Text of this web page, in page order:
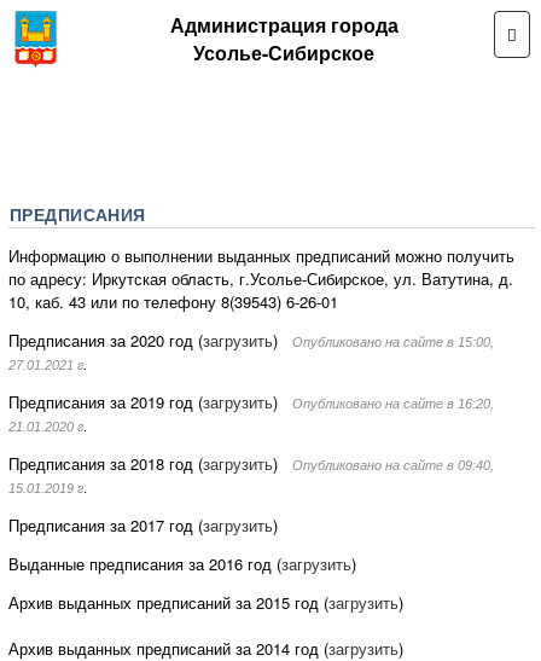
Администрация города
Усолье-Сибирское
ПРЕДПИСАНИЯ
Информацию о выполнении выданных предписаний можно получить
по адресу: Иркутская область, г.Усолье-Сибирское, ул. Ватутина, д.
10, каб. 43 или по телефону 8(39543) 6-26-01
Предписания за 2020 год (загрузить)
Опубликовано на сайте в 15:00,
27.01.2021 г
Предписания за 2019 год (загрузить)
Опубликовано на сайте в 16:20,
21.01.2020 г
Предписания за 2018 год (загрузить)
Опубликовано на сайте в 09:40,
15.01.2019 г
Предписания за 2017 год (загрузить)
Выданные предписания за 2016 год (загрузить)
Архив выданных предписаний за 2015 год (загрузить)
Архив выданных предписаний за 2014 год (загрузить)